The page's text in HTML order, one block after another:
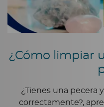
¿Cómo limpiar
¿Tienes una pecera
correctamente?,